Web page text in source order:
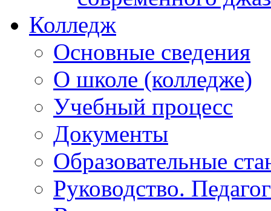
Колледж
Основные сведения
О школе (колледже)
Учебный процесс
Документы
Образовательные
Руководство.